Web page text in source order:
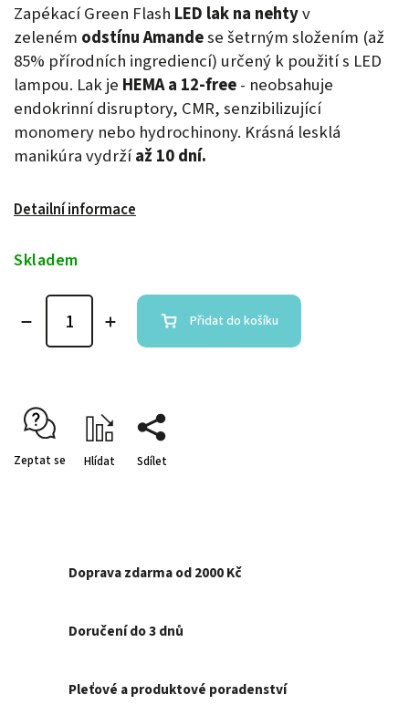
Zapékací Green Flash LED lak na nehtyv
zeleném odstínu Amandese šetrným složením (až
85% přírodních ingrediencí) určený k použití s LED
lampou. Lak je HEMA a 12-free- neobsahuje
endokrinní disruptory, CMR, senzibilizující
monomery nebo hydrochinony. Krásná lesklá
manikúra vydržíaž 10 dní.
Detailní informace
Skladem
Přidat do košíku
Zeptat se Hlídat Sdílet
Doprava zdarma od 2000 Kč
Doručení do 3 dnů
Pleťové a produktové poradenství